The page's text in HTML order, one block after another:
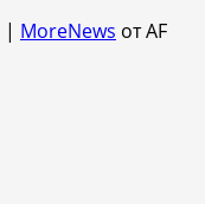
| MoreNews от AF